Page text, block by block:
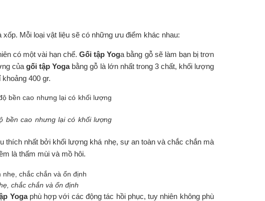
Mỗi loại vật liệu sẽ có những ưu điểm khác nhau:
có một vài hạn chế.Gối tập Yoga bằng gỗ sẽ làm bạn bị trơn
củagối tập Yogabằng gỗ là lớn nhất trong 3 chất, khối lượng
400 gr.
bền cao nhưng lại có khối lượng
thích nhất bởi khối lượng khá nhẹ, sự an toàn và chắc chắn mà
là thấm mùi và mồ hôi.
chắc chắn và ổn định
Yogaphù hợp với các động tác hồi phục, tuy nhiên không phù